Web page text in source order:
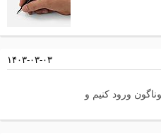
۱۴۰۳-۰۳-۰۳
ورود کنیم و